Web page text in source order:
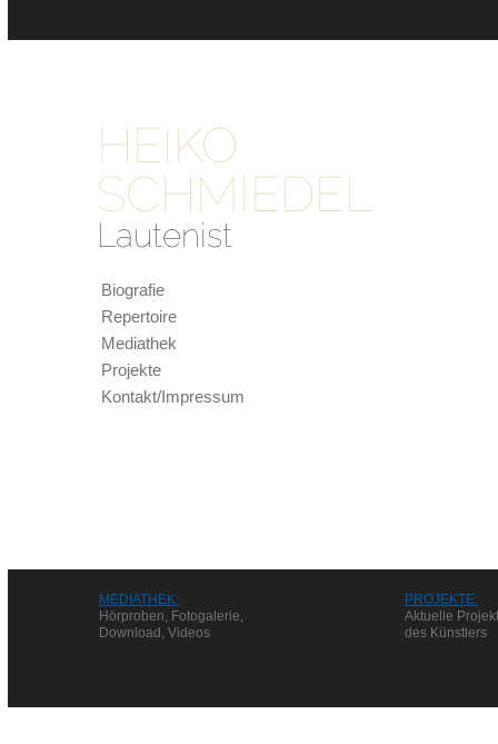
HEIKO
SCHMIEDEL
Lautenist
Biografie
Repertoire
Mediathek
Projekte
Kontakt/Impressum
MEDIATHEK:
Hörproben, Fotogalerie,
Download, Videos
PROJEKTE:
Aktuelle
des Künstlers